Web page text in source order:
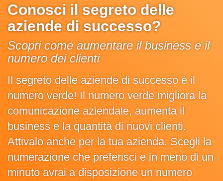
Conosci il segreto delle
aziende di successo?
Scopri come aumentare il business e il
numero dei clienti
Il segreto delle aziende di successo è il
numero verde! Il numero verde migliora la
comunicazione aziendale, aumenta il
business e la quantità di nuovi clienti.
Attivalo anche per la tua azienda. Scegli la
numerazione che preferisci e in meno di un
minuto avrai a disposizione un numero